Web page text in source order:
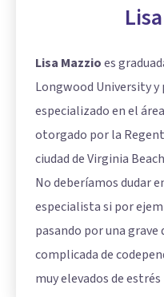
Lisa Mazzioes
Longwood University y
especializado en el
otorgado por la
ciudad de Virginia
No deberíamos dudar
especialista si por
pasando por una
complicada de
muy elevados de